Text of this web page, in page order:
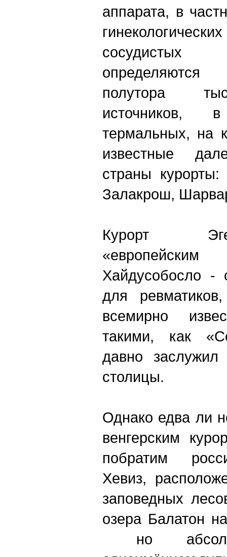
аппарата, в
полутора
источников,
термальных, на
известные
страны
Залакрош,
Курорт
Хайдусобосло -
для
всемирно
такими, как
давно
столицы.
Однако едва ли
венгерским
побратим
Хевиз,
заповедных
озера Балатон
но